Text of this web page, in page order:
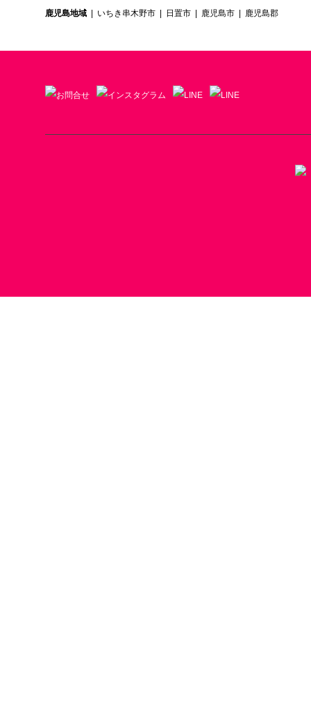
鹿児島地域
いちき串木野市 日置市 鹿児島市 鹿児島郡